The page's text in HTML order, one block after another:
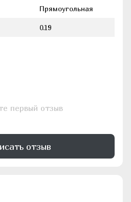
Прямоугольная
0.19
первый отзыв
отзыв